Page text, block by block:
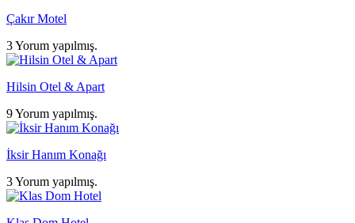
Çakır Motel
3 Yorum yapılmış.
Hilsin Otel & Apart
9 Yorum yapılmış.
İksir Hanım Konağı
3 Yorum yapılmış.